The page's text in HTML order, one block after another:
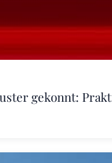
gekonnt: